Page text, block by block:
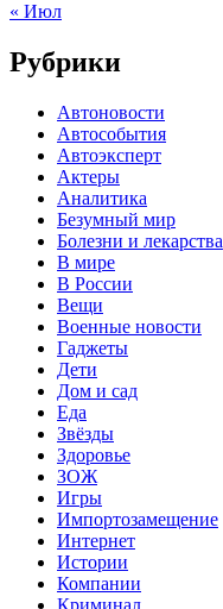
« Июл
Рубрики
Автоновости
Автособытия
Автоэксперт
Актеры
Аналитика
Безумный мир
Болезни и лекарства
В мире
В России
Вещи
Военные новости
Гаджеты
Дети
Дом и сад
Еда
Звёзды
Здоровье
ЗОЖ
Игры
Импортозамещение
Интернет
Истории
Компании
Криминал